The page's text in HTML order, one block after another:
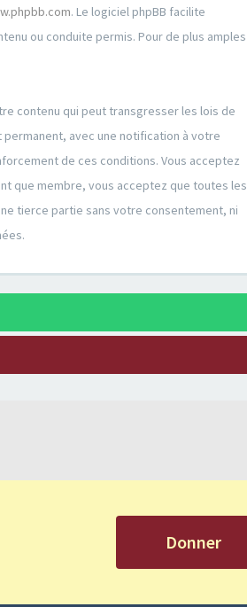
. Le logiciel phpBB facilite
ou conduite permis. Pour de plus amples
contenu qui peut transgresser les lois de
avec une notification à votre
de ces conditions. Vous acceptez
que membre, vous acceptez que toutes les
tierce partie sans votre consentement, ni
Donner